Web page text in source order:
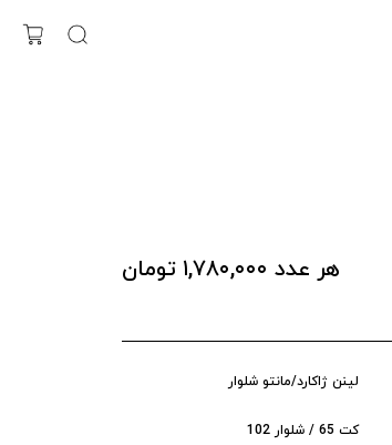
هر عدد ۱,۷۸۰,۰۰۰ تومان
لینن ژاکارد/مانتو شلوار
کت 65 / شلوار 102